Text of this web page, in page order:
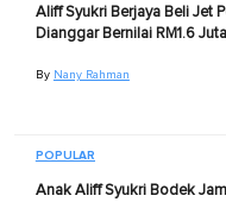
Aliff Syukri Berjaya Beli Jet
Dianggar Bernilai RM1.6 Juta
By Nany Rahman
POPULAR
Anak Aliff Syukri Bodek